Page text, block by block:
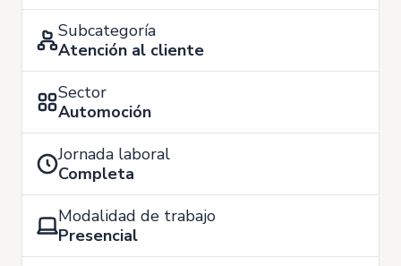
Subcategoría
Atención al cliente
Sector
Automoción
Jornada laboral
Completa
Modalidad de trabajo
Presencial